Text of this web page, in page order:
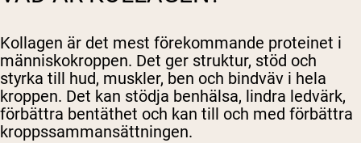
Kollagen är det mest förekommande proteinet i
människokroppen. Det ger struktur, stöd och
styrka till hud, muskler, ben och bindväv i hela
kroppen. Det kan stödja benhälsa, lindra ledvärk,
förbättra bentäthet och kan till och med förbättra
kroppssammansättningen.